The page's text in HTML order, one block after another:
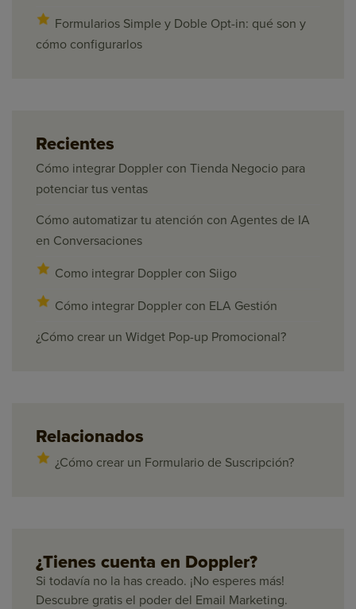
Formularios Simple y Doble Opt-in: qué son y
cómo configurarlos
Recientes
Cómo integrar Doppler con Tienda Negocio para
potenciar tus ventas
Cómo automatizar tu atención con Agentes de IA
en Conversaciones
Como integrar Doppler con Siigo
Cómo integrar Doppler con ELA Gestión
¿Cómo crear un Widget Pop-up Promocional?
Relacionados
¿Cómo crear un Formulario de Suscripción?
¿Tienes cuenta en Doppler?
Si todavía no la has creado. ¡No esperes más!
Descubre gratis el poder del Email Marketing.